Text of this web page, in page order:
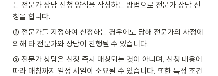
는 전문가 상담 신청 양식을 작성하는 방법으로 전문가 상담 신
청을 합니다.
② 전문가를 지정하여 신청하는 경우에도 당해 전문가의 사정에
의해 타 전문가와 상담이 진행될 수 있습니다.
③ 전문가 상담은 신청 즉시 매칭되는 것이 아니며, 신청 내용에
따라 매칭까지 일정 시일이 소요될 수 있습니다. 또한 특정 조건